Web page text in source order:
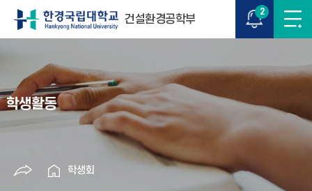
2
건설환경공학부
학생활동
학생회